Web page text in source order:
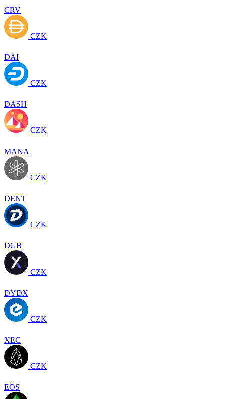
CRV
CZK
DAI
CZK
DASH
CZK
MANA
CZK
DENT
CZK
DGB
CZK
DYDX
CZK
XEC
CZK
EOS